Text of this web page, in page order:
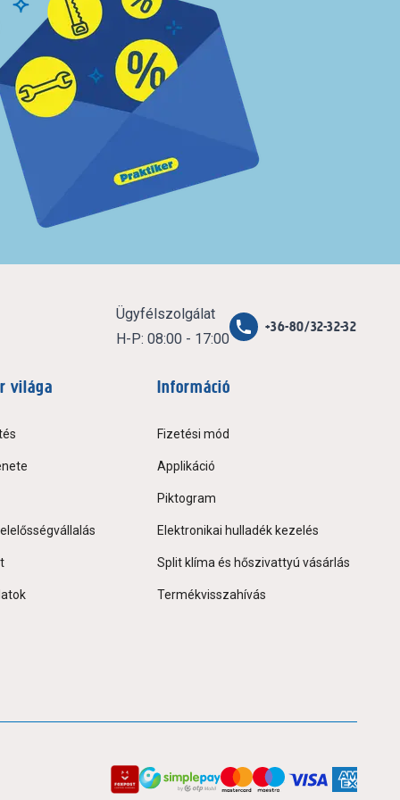
Ügyfélszolgálat
H-P: 08:00 - 17:00
+36-80/32-32-32
világa Információ
Fizetési mód
Applikáció
Piktogram
Elektronikai hulladék kezelés
Split klíma és hőszivattyú vásárlás
Termékvisszahívás